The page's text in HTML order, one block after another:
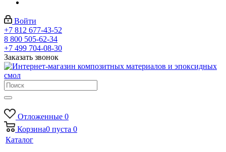
Войти
+7 812 677-43-52
8 800 505-62-34
+7 499 704-08-30
Заказать звонок
Отложенные 0
Корзина0 пуста 0
Каталог